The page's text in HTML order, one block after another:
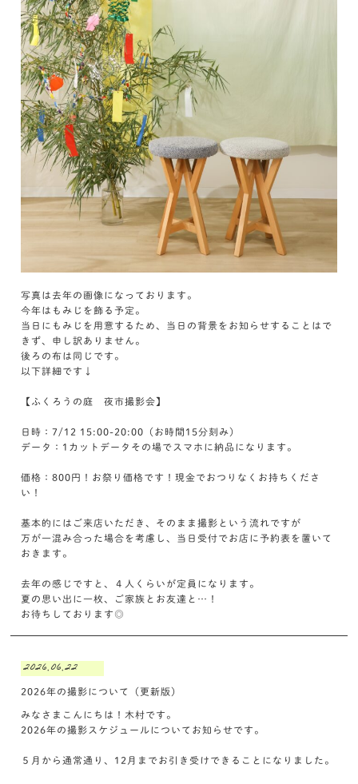
写真は去年の画像になっております。
今年はもみじを飾る予定。
当日にもみじを用意するため、当日の背景をお知らせすることはで
きず、申し訳ありません。
後ろの布は同じです。
以下詳細です↓
【ふくろうの庭 夜市撮影会】
日時：7/12 15:00-20:00（お時間15分刻み）
データ：1カットデータその場でスマホに納品になります。
価格：800円！お祭り価格です！現金でおつりなくお持ちくださ
い！
基本的にはご来店いただき、そのまま撮影という流れですが
万が一混み合った場合を考慮し、当日受付でお店に予約表を置いて
おきます。
去年の感じですと、４人くらいが定員になります。
夏の思い出に一枚、ご家族とお友達と…！
お待ちしております◎
2026.06.22
2026年の撮影について（更新版）
みなさまこんにちは！木村です。
2026年の撮影スケジュールについてお知らせです。
５月から通常通り、12月までお引き受けできることになりました。